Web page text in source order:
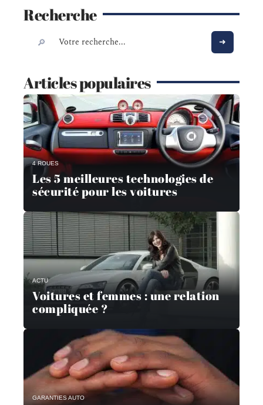
Recherche
Articles populaires
4 ROUES
Les 5 meilleures technologies de
sécurité pour les voitures
ACTU
Voitures et femmes : une relation
compliquée ?
GARANTIES AUTO